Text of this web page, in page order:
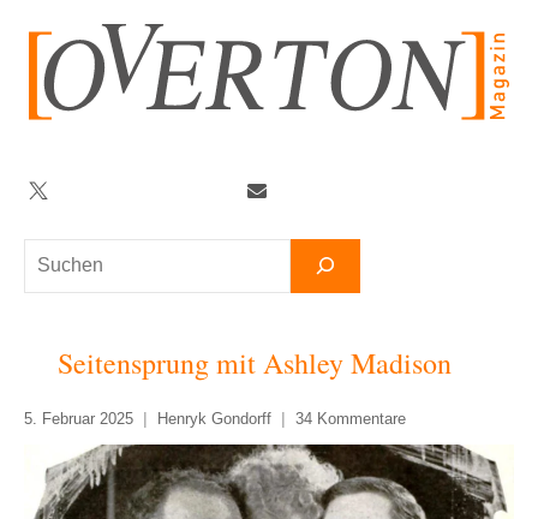
springen
Suchen
Twitter
Seitensprung mit Ashley Madison
5. Februar 2025 Henryk Gondorff 34 Kommentare